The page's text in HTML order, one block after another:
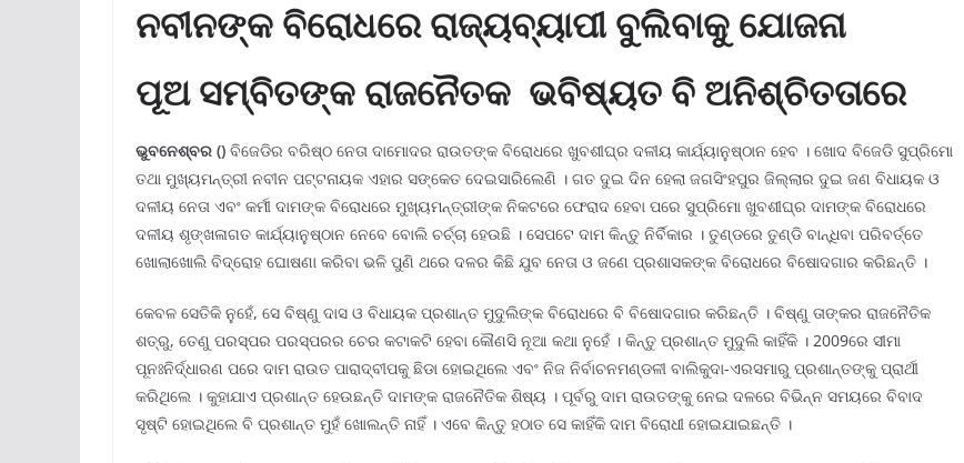
ନବୀନଙ୍କ ବିରୋଧରେ ରାଜ୍ୟବ୍ୟାପୀ ବୁଲିବାକୁ ଯୋଜନା
ପୂଅ ସମ୍ବିତଙ୍କ ରାଜନୈତକ ଭବିଷ୍ୟତ ବି ଅନିଶ୍ଚିତତାରେ
ଭୁବନେଶ୍ବର () ବିଜେଡିର ବରିଷ୍ଠ ନେତା ଦାମୋଦର ରାଉତଙ୍କ ବିରୋଧରେ ଖୁବଶୀଘ୍ର ଦଳୀୟ କାର୍ଯ୍ୟାନୁଷ୍ଠାନ ହେବ । ଖୋଦ ବିଜେଡି ସୁପ୍ରିମୋ
ତଥା ମୁଖ୍ୟମନ୍ତ୍ରୀ ନବୀନ ପଟ୍ଟନାୟକ ଏହାର ସଙ୍କେତ ଦେଇସାରିଲେଣି । ଗତ ଦୁଇ ଦିନ ହେଲା ଜଗସିଂହପୁର ଜିଲ୍ଲାର ଦୁଇ ଜଣ ବିଧାୟକ ଓ
ଦଳୀୟ ନେତା ଏବଂ କର୍ମୀ ଦାମଙ୍କ ବିରୋଧରେ ମୁଖ୍ୟମନ୍ତ୍ରୀଙ୍କ ନିକଟରେ ଫେରାଦ ହେବା ପରେ ସୁପ୍ରିମୋ ଖୁବଶୀଘ୍ର ଦାମଙ୍କ ବିରୋଧରେ
ଦଳୀୟ ଶୃଙ୍ଖଳାଗତ କାର୍ଯ୍ୟାନୁଷ୍ଠାନ ନେବେ ବୋଲି ଚର୍ଚ୍ଚା ହେଉଛି । ସେପଟେ ଦାମ କିନ୍ତୁ ନିର୍ବିକାର । ତୁଣ୍ଡରେ ତୁଣ୍ଡି ବାନ୍ଧିବା ପରିବର୍ତ୍ତେ
ଖୋଲାଖୋଲି ବିଦ୍ରୋହ ଘୋଷଣା କରିବା ଭଳି ପୁଣି ଥରେ ଦଳର କିଛି ଯୁବ ନେତା ଓ ଜଣେ ପ୍ରଶାସକଙ୍କ ବିରୋଧରେ ବିଷୋଦଗାର କରିଛନ୍ତି ।
କେବଳ ସେତିକି ନୁହେଁ, ସେ ବିଷ୍ଣୁ ଦାସ ଓ ବିଧାୟକ ପ୍ରଶାନ୍ତ ମୁଦୁଲିଙ୍କ ବିରୋଧରେ ବି ବିଷୋଦଗାର କରିଛନ୍ତି । ବିଷ୍ଣୁ ତାଙ୍କର ରାଜନୈତିକ
ଶତ୍ରୁ, ତେଣୁ ପରସ୍ପର ପରସ୍ପରର ଚେର କଟାକଟି ହେବା କୌଣସି ନୂଆ କଥା ନୁହେଁ । କିନ୍ତୁ ପ୍ରଶାନ୍ତ ମୁଦୁଲି କାହିଁକି । 2009ରେ ସୀମା
ପୂନଃନିର୍ଦ୍ଧାରଣ ପରେ ଦାମ ରାଉତ ପାରାଦ୍ବୀପକୁ ଛିଡା ହୋଇଥିଲେ ଏବଂ ନିଜ ନିର୍ବାଚନମଣ୍ଡଳୀ ବାଲିକୁଦା-ଏରସମାରୁ ପ୍ରଶାନ୍ତଙ୍କୁ ପ୍ରାର୍ଥୀ
କରିଥିଲେ । କୁହାଯାଏ ପ୍ରଶାନ୍ତ ହେଉଛନ୍ତି ଦାମଙ୍କ ରାଜନୈତିକ ଶିଷ୍ୟ । ପୂର୍ବରୁ ଦାମ ରାଉତଙ୍କୁ ନେଇ ଦଳରେ ବିଭିନ୍ନ ସମୟରେ ବିବାଦ
ସୃଷ୍ଟି ହୋଇଥିଲେ ବି ପ୍ରଶାନ୍ତ ମୁହଁ ଖୋଲନ୍ତି ନାହିଁ । ଏବେ କିନ୍ତୁ ହଠାତ ସେ କାହିଁକି ଦାମ ବିରୋଧୀ ହୋଇଯାଇଛନ୍ତି ।